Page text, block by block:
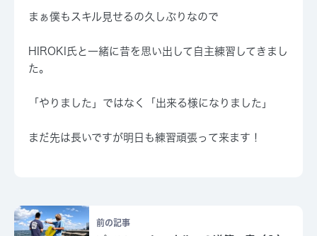
まぁ僕もスキル見せるの久しぶりなので
HIROKI氏と一緒に昔を思い出して自主練習してきまし
た。
「やりました」ではなく「出来る様になりました」
まだ先は長いですが明日も練習頑張って来ます！
前の記事